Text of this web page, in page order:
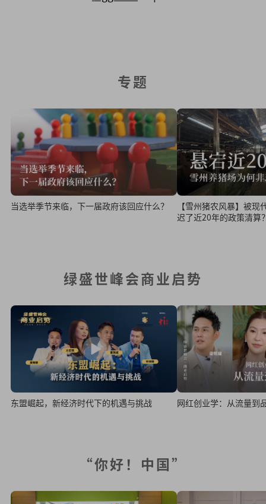
专题
当选举季节来临，下一届政府该回应什么？
【雪州猪农风暴】被
迟了近20年的政策清算
绿盛世峰会商业启势
东盟崛起，新经济时代下的机遇与挑战 网红创业学：从流量到
“你好！中国”